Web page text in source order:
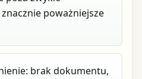
poważniejsze
brak dokumentu,